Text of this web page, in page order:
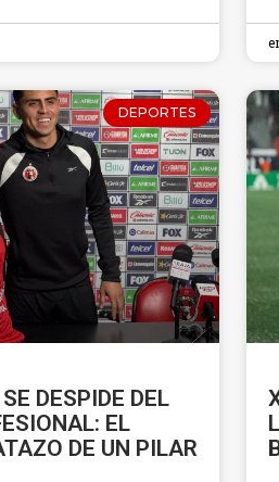
DEPORTES
DESPIDE DEL
EL
DE UN PILAR